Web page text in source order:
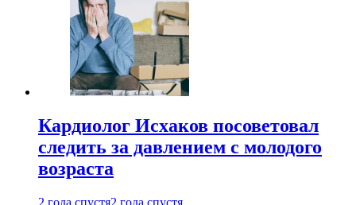
Кардиолог Исхаков посоветовал
следить за давлением с молодого
возраста
2 года спустя2 года спустя